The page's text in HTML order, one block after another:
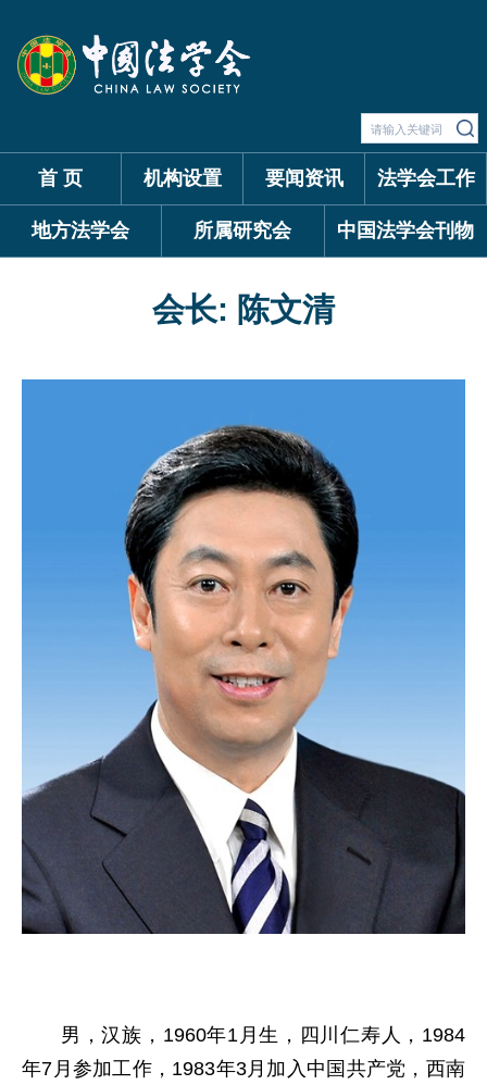
首 页 机构设置 要闻资讯 法学会工作
地方法学会 所属研究会 中国法学会刊物
会长: 陈文清
男，汉族，1960年1月生，四川仁寿人，1984
年7月参加工作，1983年3月加入中国共产党，西南